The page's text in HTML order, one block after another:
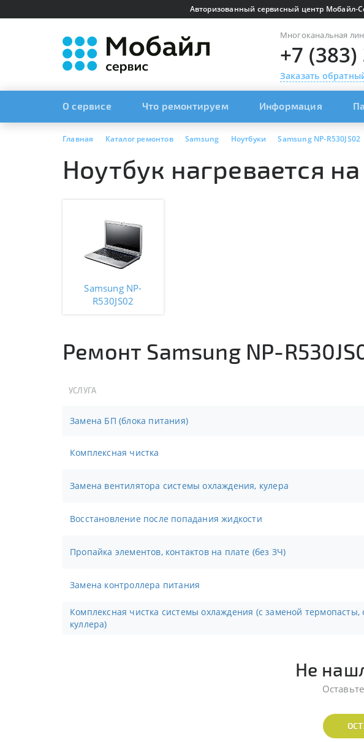
Авторизованный сервисный центр Мобайл-
Многоканальная
+7
Заказать
О сервисе Что ремонтируем Информация
Главная Каталог ремонтов Samsung Ноутбуки Samsung NP-R530JS02
Ноутбук нагревается
Samsung NP-
R530JS02
Ремонт Samsung NP-
УСЛУГА
Замена БП (блока питания)
Комплексная чистка
Замена вентилятора системы охлаждения, кулера
Восстановление после попадания жидкости
Пропайка элементов, контактов на плате (без ЗЧ)
Замена контроллера питания
Комплексная чистка системы охлаждения (с заменой термопасты, смазка
куллера)
Не